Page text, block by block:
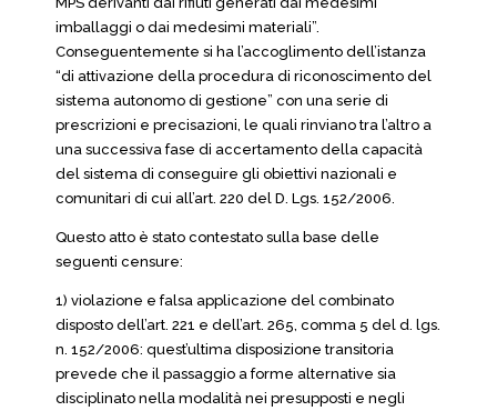
imballaggi o dai medesimi materiali”.
Conseguentemente si ha l’accoglimento dell’istanza
“di attivazione della procedura di riconoscimento del
sistema autonomo di gestione” con una serie di
prescrizioni e precisazioni, le quali rinviano tra l’altro a
una successiva fase di accertamento della capacità
del sistema di conseguire gli obiettivi nazionali e
comunitari di cui all’art. 220 del D. Lgs. 152/2006.
Questo atto è stato contestato sulla base delle
seguenti censure:
1) violazione e falsa applicazione del combinato
disposto dell’art. 221 e dell’art. 265, comma 5 del d. lgs.
n. 152/2006: quest’ultima disposizione transitoria
prevede che il passaggio a forme alternative sia
disciplinato nella modalità nei presupposti e negli